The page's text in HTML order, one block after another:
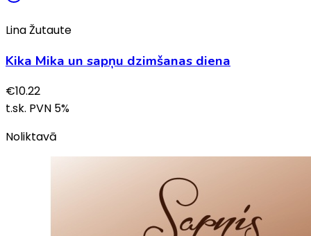
Lina Žutaute
Kika Mika un sapņu dzimšanas diena
€10.22
t.sk. PVN 5%
Noliktavā